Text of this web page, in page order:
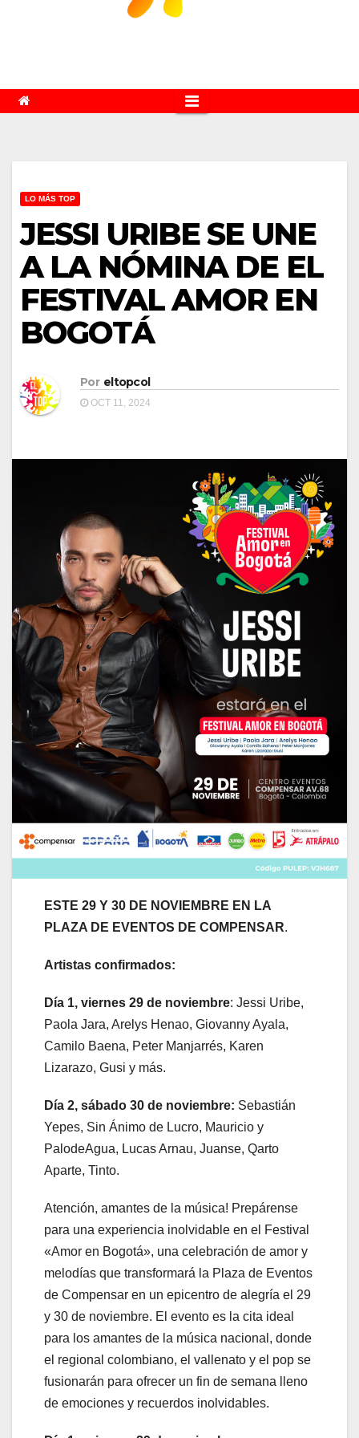
LO MÁS TOP
JESSI URIBE SE UNE
A LA NÓMINA DE EL
FESTIVAL AMOR EN
BOGOTÁ
Por eltopcol
OCT 11, 2024
ESTE 29 Y 30 DE NOVIEMBRE EN LA
PLAZA DE EVENTOS DE COMPENSAR.
Artistas confirmados:
Día 1, viernes 29 de noviembre: Jessi Uribe,
Paola Jara, Arelys Henao, Giovanny Ayala,
Camilo Baena, Peter Manjarrés, Karen
Lizarazo, Gusi y más.
Día 2, sábado 30 de noviembre: Sebastián
Yepes, Sin Ánimo de Lucro, Mauricio y
PalodeAgua, Lucas Arnau, Juanse, Qarto
Aparte, Tinto.
Atención, amantes de la música! Prepárense
para una experiencia inolvidable en el Festival
«Amor en Bogotá», una celebración de amor y
melodías que transformará la Plaza de Eventos
de Compensar en un epicentro de alegría el 29
y 30 de noviembre. El evento es la cita ideal
para los amantes de la música nacional, donde
el regional colombiano, el vallenato y el pop se
fusionarán para ofrecer un fin de semana lleno
de emociones y recuerdos inolvidables.